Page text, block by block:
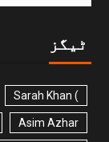
ٹیگز
) Sarah Khan
Asim Azhar